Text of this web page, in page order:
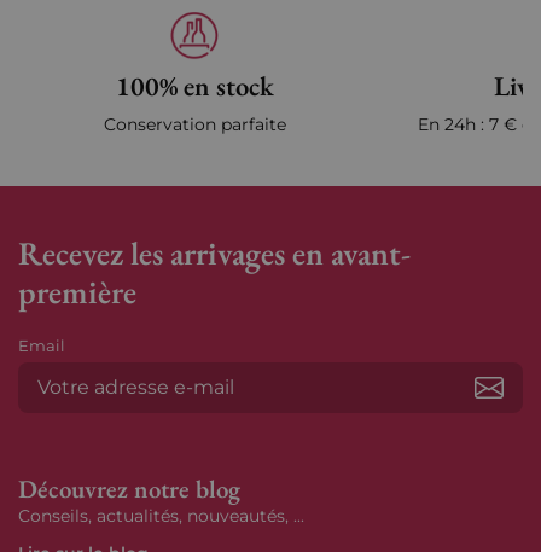
100% en stock
Conservation parfaite En 24h : 7 €
Recevez les arrivages en avant-
première
Email
Découvrez notre blog
Conseils, actualités, nouveautés, ...